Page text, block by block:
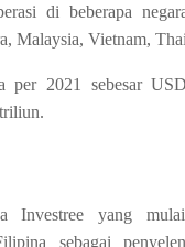
di beberapa
Malaysia, Vietnam,
per 2021 sebesar
Investree yang
sebagai